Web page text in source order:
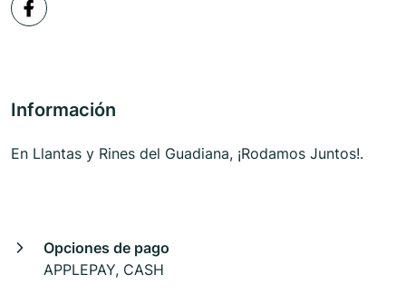
Información
En Llantas y Rines del Guadiana, ¡Rodamos Juntos!.
Opciones de pago
APPLEPAY, CASH